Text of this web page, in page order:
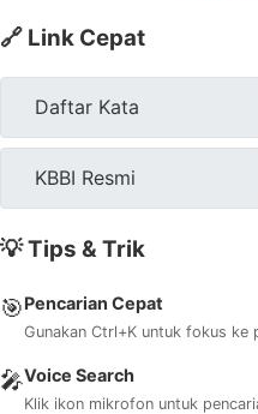
🔗 Link Cepat
Daftar Kata
KBBI Resmi
💡 Tips & Trik
🎯Pencarian Cepat
Gunakan Ctrl+K untuk fokus ke
🎤Voice Search
Klik ikon mikrofon untuk